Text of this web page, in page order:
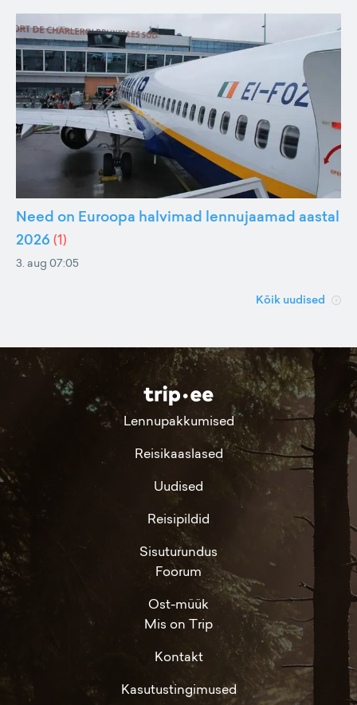
Need on Euroopa halvimad lennujaamad aastal
2026 (1)
3. aug 07:05
Kõik uudised
Lennupakkumised
Reisikaaslased
Uudised
Reisipildid
Sisuturundus
Foorum
Ost-müük
Mis on Trip
Kontakt
Kasutustingimused